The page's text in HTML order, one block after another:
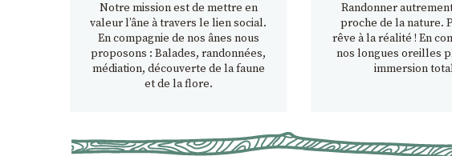
Notre mission est de mettre en
valeur l’âne à travers le lien social.
En compagnie de nos ânes nous
proposons : Balades, randonnées,
médiation, découverte de la faune
et de la flore.
Randonner
proche de la nature.
rêve à la réalité ! En
nos longues oreilles
immersion